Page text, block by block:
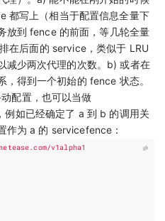
都写上（相当于配置信息全量下
放到 fence 的前面，等几轮全量
在后面的 service，类似于 LRU
减少两次代理的次数。b) 或者在
，得到一个初始的 fence 状态。
配置，也可以当做
例如已经确定了 a 到 b 的调用关
作为 a 的 servicefence：
v1alpha1